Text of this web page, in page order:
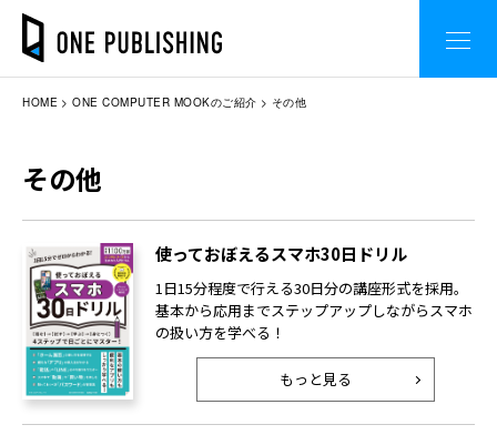
HOME ONE COMPUTER MOOKのご紹介 その他
その他
使っておぼえるスマホ30日ドリル
1日15分程度で行える30日分の講座形式を採用。
基本から応用までステップアップしながらスマホ
の扱い方を学べる！
もっと見る